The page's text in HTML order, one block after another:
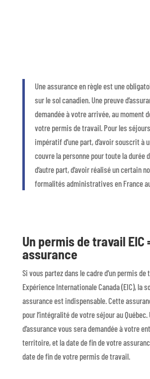
Une assurance en règle est une
sur le sol canadien. Une preuve
demandée à votre arrivée, au moment
votre permis de travail. Pour les
impératif d’une part, d’avoir souscrit à
couvre la personne pour toute la durée
d’autre part, d’avoir réalisé un certain
formalités administratives en France
Un permis de travail EIC
assurance
Si vous partez dans le cadre d’un permis
Expérience Internationale Canada (EIC), la
assurance est indispensable. Cette
pour l’intégralité de votre séjour au Québec.
d’assurance vous sera demandée à votre
territoire, et la date de fin de votre
date de fin de votre permis de travail.